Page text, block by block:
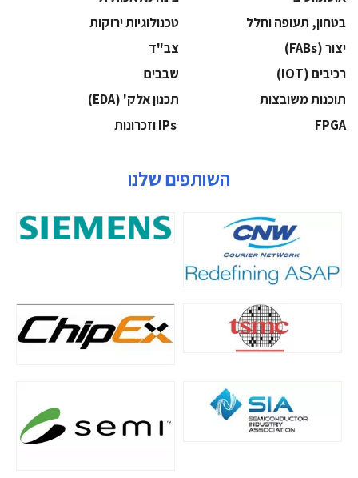
בטחון, תעופה וחלל
‫טכנולוגיות ירוקות‬
‫יצור (‪(FABs‬‬
‫צב"ד‬
‫רכיבים‬ (IOT)
‫שבבים‬
‫תוכנות משובצות‬
‫תכנון אלק' (‪(EDA‬‬
‫‪FPGA‬‬
השותפים שלנו